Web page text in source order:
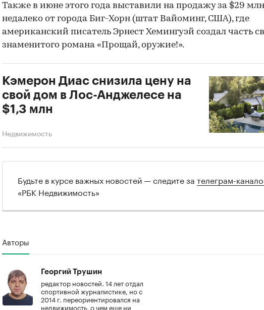
Также в июне этого года выставили на продажу за $29
недалеко от города Биг-Хорн (штат Вайоминг, США), где
американский писатель Эрнест Хемингуэй создал часть
знаменитого романа «Прощай, оружие!».
Кэмерон Диас снизила цену на
свой дом в Лос-Анджелесе на
$1,3 млн
Недвижимость
Будьте в курсе важных новостей — следите за телеграм-
«РБК Недвижимость»
Авторы
Георгий Трушин
редактор новостей. 14 лет отдал
спортивной журналистике, но с
2014 г. переориентировался на
недвижимость, о чем еще ни